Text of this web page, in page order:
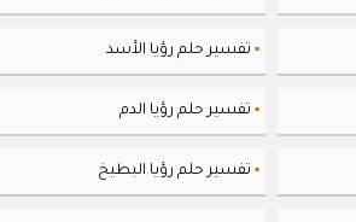
▪ تفسير حلم رؤيا الأسد
▪ تفسير حلم رؤيا الدم
▪ تفسير حلم رؤيا البطيخ